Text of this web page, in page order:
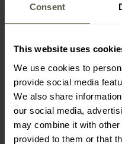
Consent
This website uses
We use cookies to
provide social media
We also share
our social media,
may combine it with
provided to them or that
Гідратор Source WXP 3 л
- Olive
Час
відправлення:Негайно
1 893,00 грн
2 735,85 грн